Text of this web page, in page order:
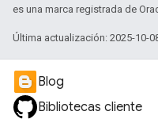
es una marca registrada de
Última actualización: 2025-10-
Blog
Bibliotecas cliente